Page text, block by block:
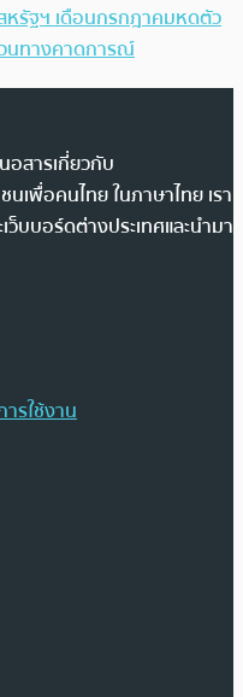
หรัฐฯ เดือนกรกฎาคมหดตัว
นทางคาดการณ์
อสารเกี่ยวกับ
นเพื่อคนไทย ในภาษาไทย เรา
บบอร์ดต่างประเทศและนำมา
รใช้งาน